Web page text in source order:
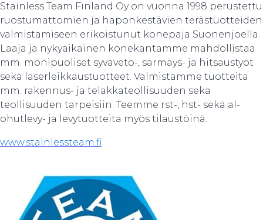
Stainless Team Finland Oy on vuonna 1998 perustettu
ruostumattomien ja haponkestävien terästuotteiden
valmistamiseen erikoistunut konepaja Suonenjoella.
Laaja ja nykyaikainen konekantamme mahdollistaa
mm. monipuoliset syväveto-, särmäys- ja hitsaustyöt
sekä laserleikkaustuotteet. Valmistamme tuotteita
mm. rakennus- ja telakkateollisuuden sekä
teollisuuden tarpeisiin. Teemme rst-, hst- sekä al-
ohutlevy- ja levytuotteita myös tilaustöinä.
www.stainlessteam.fi